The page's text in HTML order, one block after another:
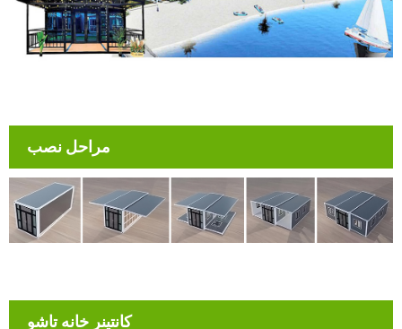
مراحل نصب
کانتینر خانه تاشو